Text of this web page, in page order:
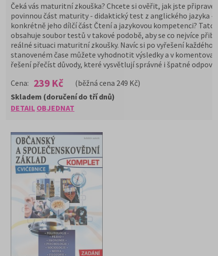
Čeká vás maturitní zkouška? Chcete si ověřit, jak jste
povinnou část maturity - didaktický test z anglického jazyka -
konkrétně jeho dílčí část Čtení a jazykovou kompetenci? Tato
obsahuje soubor testů v takové podobě, aby se co nejvíce
reálné situaci maturitní zkoušky. Navíc si po vyřešení každého
stanoveném čase můžete vyhodnotit výsledky a v
řešení přečíst důvody, které vysvětlují správné i špatné
Cena: 239 Kč (běžná cena 249 Kč)
DETAIL OBJEDNAT
Skladem (doručení do tří dnů)